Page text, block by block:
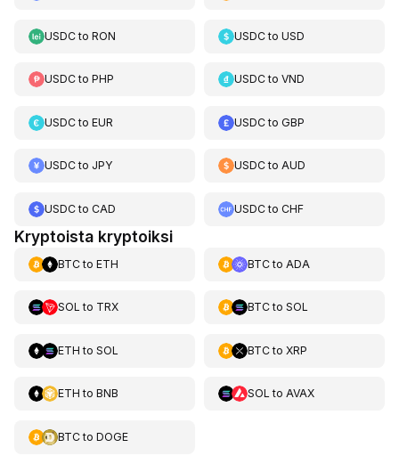
USDCto RON USDCtoUSD
USDCto PHP USDCtoVND
USDCto EUR USDCtoGBP
USDCto JPY USDCtoAUD
USDCto CAD USDCtoCHF
Kryptoista kryptoiksi
BTCto ETH BTCto ADA
SOL to TRX BTCto SOL
ETH to SOL BTCto XRP
ETH to BNB SOL to AVAX
BTCto DOGE